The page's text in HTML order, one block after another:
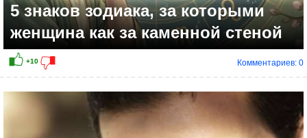
5 знаков зодиака, за которыми
женщина как за каменной стеной
Комментариев: 0